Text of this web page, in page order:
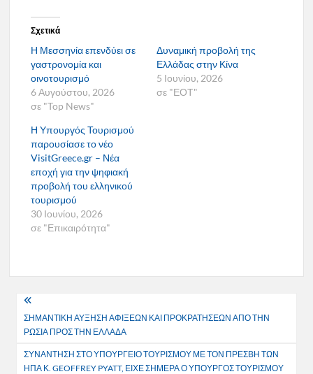
Σχετικά
Η Μεσσηνία επενδύει σε
γαστρονομία και
οινοτουρισμό
6 Αυγούστου, 2026
σε "Top News"
Δυναμική προβολή της
Ελλάδας στην Κίνα
5 Ιουνίου, 2026
σε "ΕΟΤ"
Η Υπουργός Τουρισμού
παρουσίασε το νέο
VisitGreece.gr – Νέα
εποχή για την ψηφιακή
προβολή του ελληνικού
τουρισμού
30 Ιουνίου, 2026
σε "Επικαιρότητα"
Πλοήγηση
άρθρων
ΣΗΜΑΝΤΙΚΗ ΑΥΞΗΣΗ ΑΦΙΞΕΩΝ ΚΑΙ ΠΡΟΚΡΑΤΗΣΕΩΝ ΑΠΟ ΤΗΝ
ΡΩΣΙΑ ΠΡΟΣ ΤΗΝ ΕΛΛΑΔΑ
ΣΥΝΑΝΤΗΣΗ ΣΤΟ ΥΠΟΥΡΓΕΙΟ ΤΟΥΡΙΣΜΟΥ ΜΕ ΤΟΝ ΠΡΕΣΒΗ ΤΩΝ
ΗΠΑ Κ. GEOFFREY PYATT, ΕΙΧΕ ΣΗΜΕΡΑ Ο ΥΠΟΥΡΓΟΣ ΤΟΥΡΙΣΜΟΥ